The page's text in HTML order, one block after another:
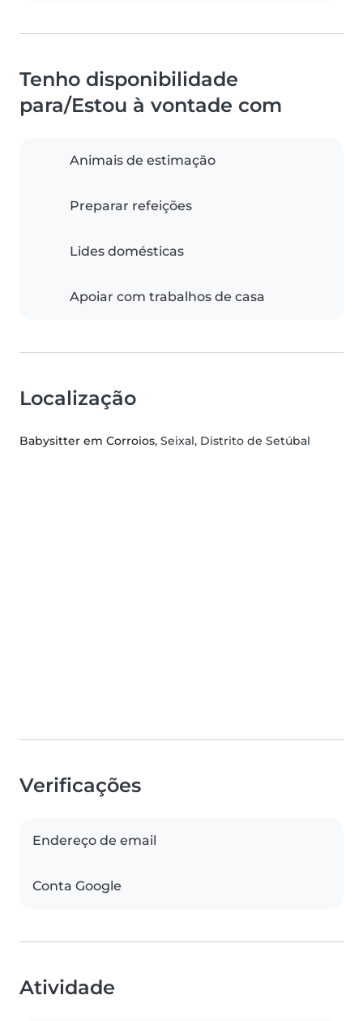
Tenho disponibilidade
para/Estou à vontade com
Animais de estimação
Preparar refeições
Lides domésticas
Apoiar com trabalhos de casa
Localização
Babysitter em Corroios, Seixal, Distrito de Setúbal
Verificações
Endereço de email
Conta Google
Atividade